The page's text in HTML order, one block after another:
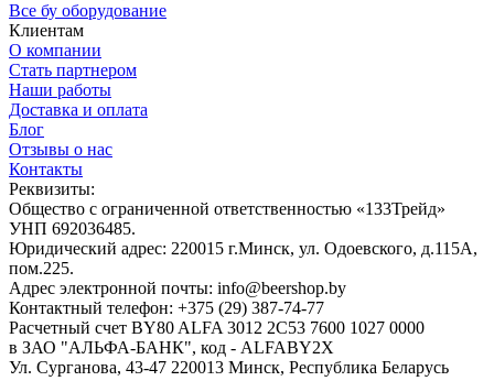
Все бу оборудование
Клиентам
О компании
Стать партнером
Наши работы
Доставка и оплата
Блог
Отзывы о нас
Контакты
Реквизиты:
Общество с ограниченной ответственностью «133Трейд»
УНП 692036485​.
Юридический адрес: 220015 г.Минск, ул. Одоевского, д.115А,
пом.225.
Адрес электронной почты: info@beershop.by
Контактный телефон: +375 (29) 387-74-77
Расчетный счет BY80 ALFA 3012 2C53 7600 1027 0000
в ЗАО "АЛЬФА-БАНК", код - ALFABY2X
Ул. Сурганова, 43-47 220013 Минск, Республика Беларусь